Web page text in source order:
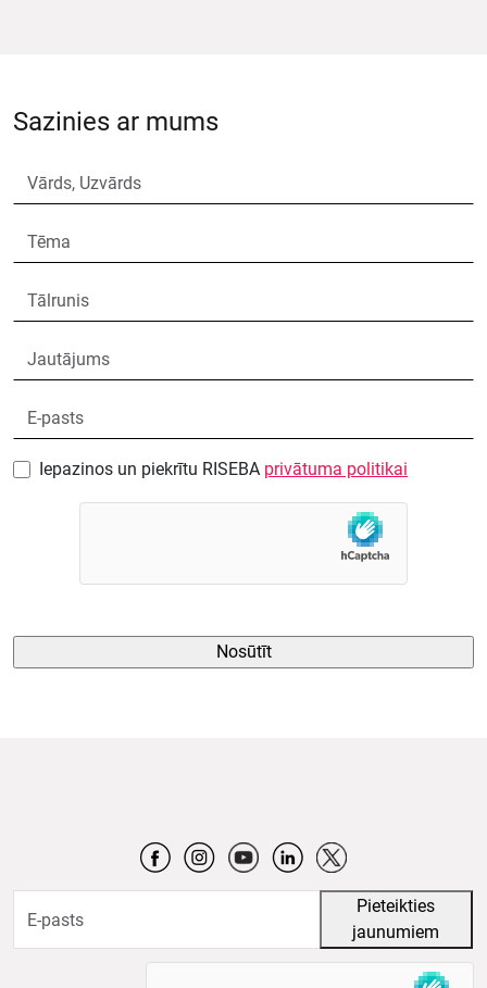
Sazinies ar mums
Iepazinos un piekrītu RISEBA privātuma politikai